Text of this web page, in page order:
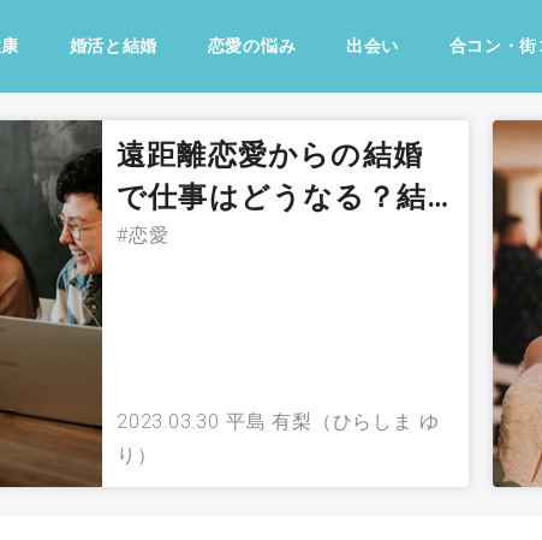
婚活と結婚 恋愛の悩み 出会い 合コン・街
とキャリア 特集 占い・診断 ファッション・美容
レンド・芸能
遠距離恋愛からの結婚
で仕事はどうなる？結…
#恋愛
2023.03.30 平島 有梨（ひらしま ゆ
り）